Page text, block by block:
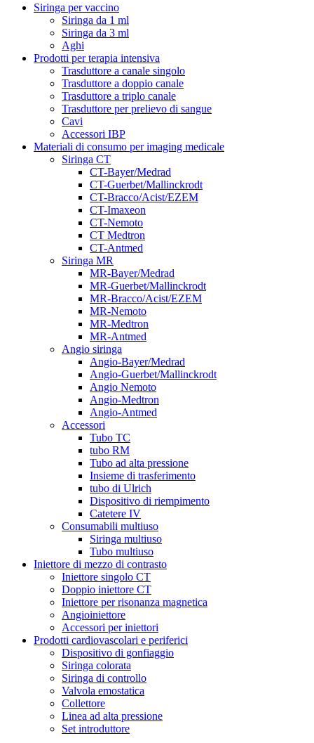
Siringa per vaccino
Siringa da 1 ml
Siringa da 3 ml
Aghi
Prodotti per terapia intensiva
Trasduttore a canale singolo
Trasduttore a doppio canale
Trasduttore a triplo canale
Trasduttore per prelievo di sangue
Cavi
Accessori IBP
Materiali di consumo per imaging medicale
Siringa CT
CT-Bayer/Medrad
CT-Guerbet/Mallinckrodt
CT-Bracco/Acist/EZEM
CT-Imaxeon
CT-Nemoto
CT Medtron
CT-Antmed
Siringa MR
MR-Bayer/Medrad
MR-Guerbet/Mallinckrodt
MR-Bracco/Acist/EZEM
MR-Nemoto
MR-Medtron
MR-Antmed
Angio siringa
Angio-Bayer/Medrad
Angio-Guerbet/Mallinckrodt
Angio Nemoto
Angio-Medtron
Angio-Antmed
Accessori
Tubo TC
tubo RM
Tubo ad alta pressione
Insieme di trasferimento
tubo di Ulrich
Dispositivo di riempimento
Catetere IV
Consumabili multiuso
Siringa multiuso
Tubo multiuso
Iniettore di mezzo di contrasto
Iniettore singolo CT
Doppio iniettore CT
Iniettore per risonanza magnetica
Angioiniettore
Accessori per iniettori
Prodotti cardiovascolari e periferici
Dispositivo di gonfiaggio
Siringa colorata
Siringa di controllo
Valvola emostatica
Collettore
Linea ad alta pressione
Set introduttore